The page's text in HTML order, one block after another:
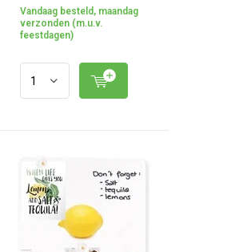
Vandaag besteld, maandag
verzonden (m.u.v.
feestdagen)